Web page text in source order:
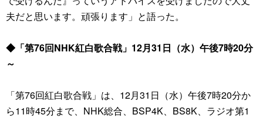
夫だと思います。頑張ります」と語った。
◆「第76回NHK紅白歌合戦」12月31日（水）午後7時20分
～
「第76回紅白歌合戦」は、12月31日（水）午後7時20分か
ら11時45分まで、NHK総合、BSP4K、BS8K、ラジオ第1